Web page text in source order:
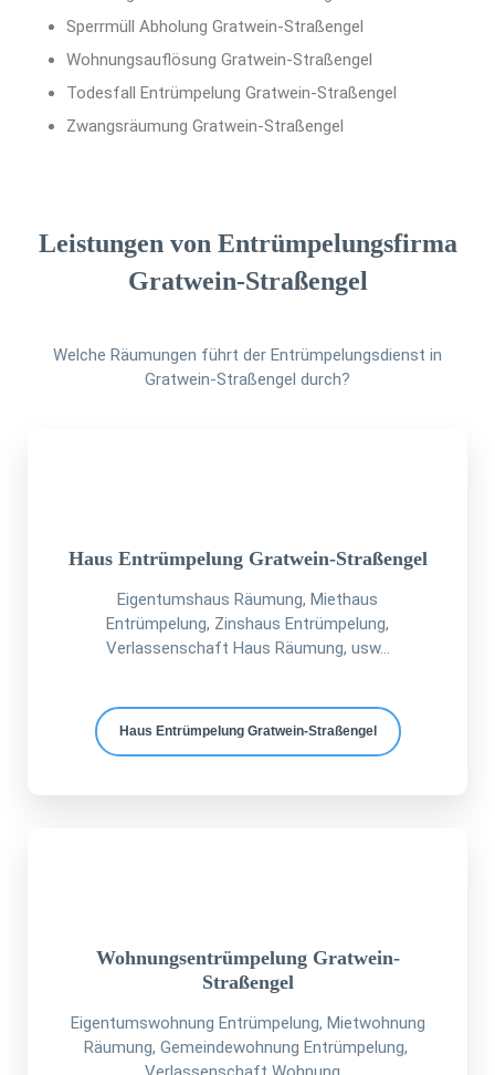
Sperrmüll Abholung Gratwein-Straßengel
Wohnungsauflösung Gratwein-Straßengel
Todesfall Entrümpelung Gratwein-Straßengel
Zwangsräumung Gratwein-Straßengel
Leistungen von Entrümpelungsfirma
Gratwein-Straßengel
Welche Räumungen führt der Entrümpelungsdienst in
Gratwein-Straßengel durch?
Haus Entrümpelung Gratwein-Straßengel
Eigentumshaus Räumung, Miethaus
Entrümpelung, Zinshaus Entrümpelung,
Verlassenschaft Haus Räumung, usw...
Haus Entrümpelung Gratwein-Straßengel
Wohnungsentrümpelung Gratwein-
Straßengel
Eigentumswohnung Entrümpelung, Mietwohnung
Räumung, Gemeindewohnung Entrümpelung,